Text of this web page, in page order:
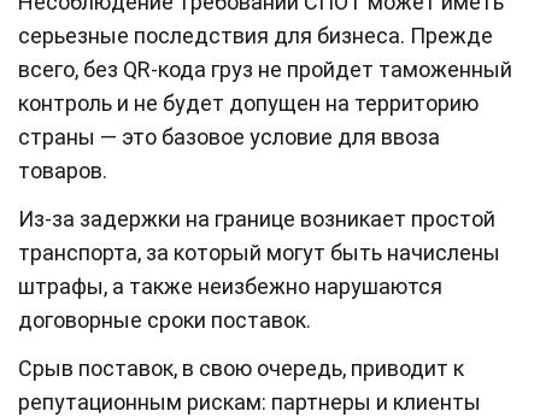
серьезные последствия для бизнеса. Прежде
всего, без QR‑кода груз не пройдет таможенный
контроль и не будет допущен на территорию
страны — это базовое условие для ввоза
товаров.
Из‑за задержки на границе возникает простой
транспорта, за который могут быть начислены
штрафы, а также неизбежно нарушаются
договорные сроки поставок.
Срыв поставок, в свою очередь, приводит к
репутационным рискам: партнеры и клиенты